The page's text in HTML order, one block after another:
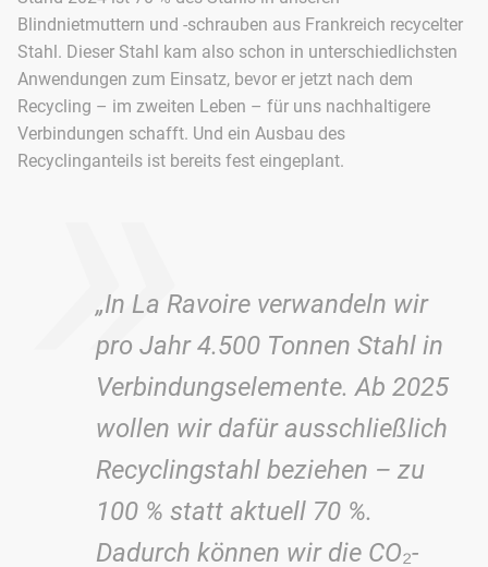
Blindnietmuttern und -schrauben aus Frankreich recycelter
Stahl. Dieser Stahl kam also schon in unterschiedlichsten
Anwendungen zum Einsatz, bevor er jetzt nach dem
Recycling – im zweiten Leben – für uns nachhaltigere
Verbindungen schafft. Und ein Ausbau des
Recyclinganteils ist bereits fest eingeplant.
„In La Ravoire verwandeln wir
pro Jahr 4.500 Tonnen Stahl in
Verbindungselemente. Ab 2025
wollen wir dafür ausschließlich
Recyclingstahl beziehen – zu
100 % statt aktuell 70 %.
Dadurch können wir die CO₂-
»